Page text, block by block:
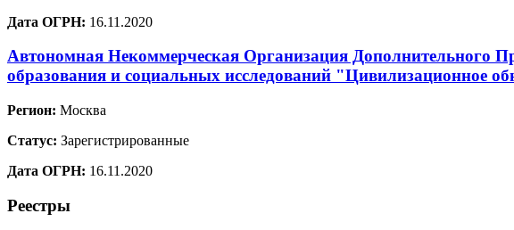
Дата ОГРН: 16.11.2020
Автономная Некоммерческая Организация Дополнительного
образования и социальных исследований "Цивилизационное
Регион: Москва
Статус: Зарегистрированные
Дата ОГРН: 16.11.2020
Реестры